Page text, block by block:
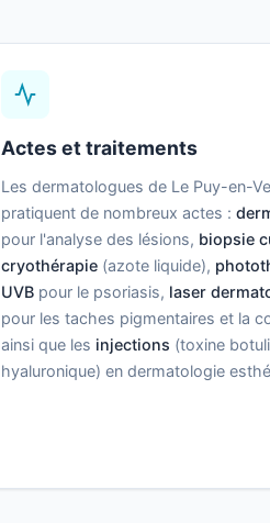
Actes et traitements
Les dermatologues de Le Puy-en-
pratiquent de nombreux actes :
pour l'analyse des lésions, biopsie
cryothérapie(azote liquide),
UVBpour le psoriasis, laser
pour les taches pigmentaires et la
ainsi que les injections (toxine
hyaluronique) en dermatologie